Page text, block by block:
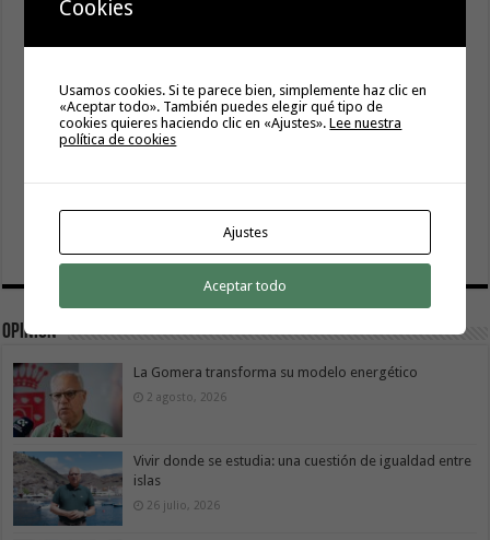
Opinión
La Gomera transforma su modelo energético
2 agosto, 2026
Vivir donde se estudia: una cuestión de igualdad entre
islas
26 julio, 2026
Cookies
Usamos cookies. Si te parece bien, simplemente haz clic en
«Aceptar todo». También puedes elegir qué tipo de
cookies quieres haciendo clic en «Ajustes».Lee nuestra
política de cookies
Ajustes
Aceptar todo